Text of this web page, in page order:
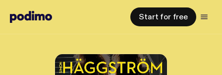
Start for free